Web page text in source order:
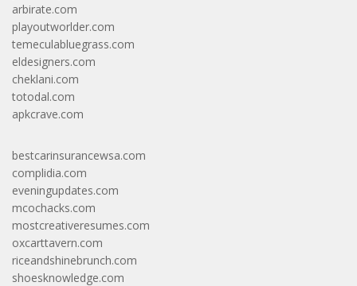
arbirate.com
playoutworlder.com
temeculabluegrass.com
eldesigners.com
cheklani.com
totodal.com
apkcrave.com
bestcarinsurancewsa.com
complidia.com
eveningupdates.com
mcochacks.com
mostcreativeresumes.com
oxcarttavern.com
riceandshinebrunch.com
shoesknowledge.com